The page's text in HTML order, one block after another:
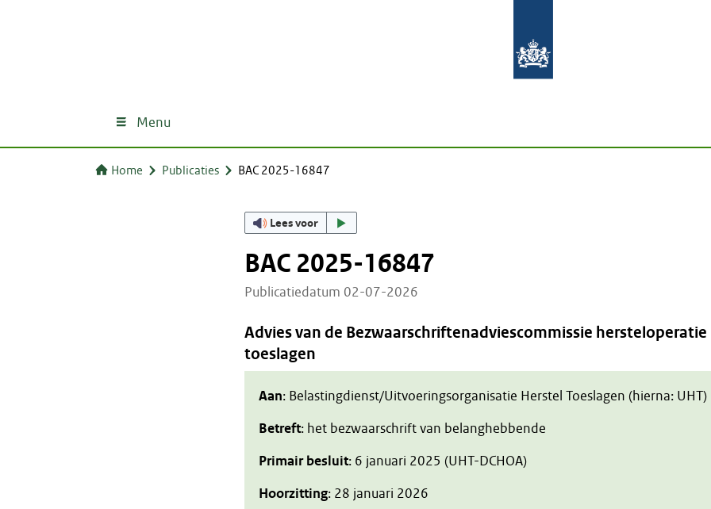
Menu
Home Publicaties BAC 2025-16847
Lees voor
BAC 2025-16847
Publicatiedatum 02-07-2026
Advies van de Bezwaarschriftenadviescommissie hersteloperatie
toeslagen
Aan: Belastingdienst/Uitvoeringsorganisatie Herstel Toeslagen (hierna: UHT)
Betreft: het bezwaarschrift van belanghebbende
Primair besluit: 6 januari 2025 (UHT-DCHOA)
Hoorzitting: 28 januari 2026